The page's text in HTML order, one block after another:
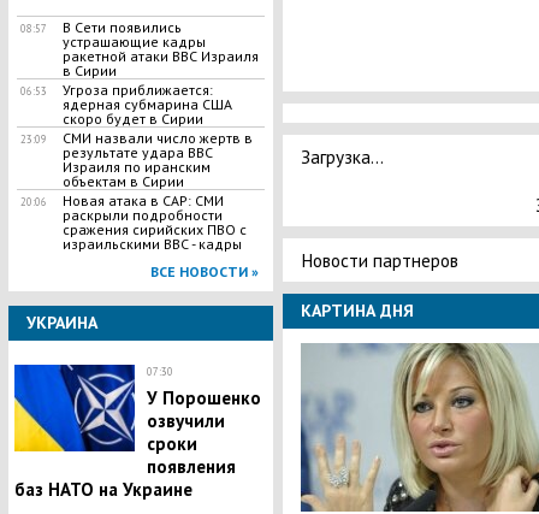
08:57
В Сети появились
устрашающие кадры
ракетной атаки ВВС Израиля
в Сирии
06:53
​Угроза приближается:
ядерная субмарина США
скоро будет в Сирии
23:09
СМИ назвали число жертв в
результате удара ВВС
Израиля по иранским
объектам в Сирии
20:06
Новая атака в САР: СМИ
раскрыли подробности
сражения сирийских ПВО с
израильскими ВВС - кадры
ВСЕ НОВОСТИ »
УКРАИНА
07:30
У Порошенко
озвучили
сроки
появления
баз НАТО на Украине
Загрузка...
Новости партнеров
КАРТИНА ДНЯ